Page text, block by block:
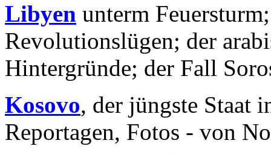
Libyen unterm
Revolutionslügen; der
Hintergründe; der Fall
Kosovo, der jüngste Staat
Reportagen, Fotos - von